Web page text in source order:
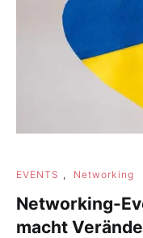
EVENTS , Networking
Networking-
macht